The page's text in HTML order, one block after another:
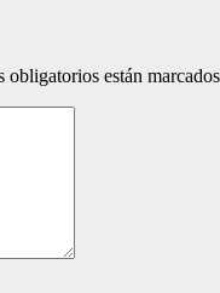
obligatorios están